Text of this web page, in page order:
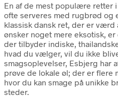
En af de mest populære retter
ofte serveres med rugbrød og
klassisk dansk ret, der er værd
ønsker noget mere eksotisk,
der tilbyder indiske,
hvad du vælger, vil du ikke
smagsoplevelser, Esbjerg har
prøve de lokale øl; der er flere
hvor du kan smage på unikke
steder.